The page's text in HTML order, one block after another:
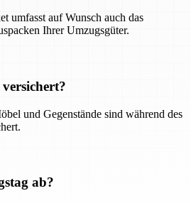
umfasst auf Wunsch auch das
Ihrer Umzugsgüter.
und Gegenstände sind während des
ab?